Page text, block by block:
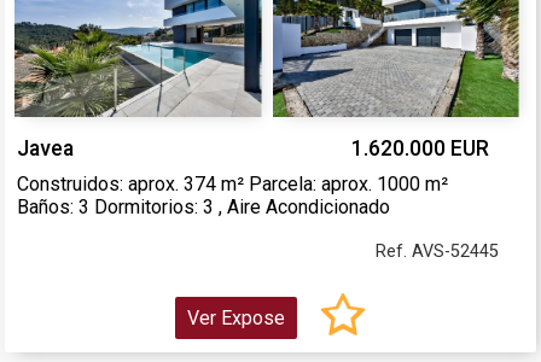
Javea 1.620.000 EUR
Construidos: aprox. 374 m² Parcela: aprox. 1000 m²
Baños: 3 Dormitorios: 3 , Aire Acondicionado
Ref. AVS-52445
Ver Expose